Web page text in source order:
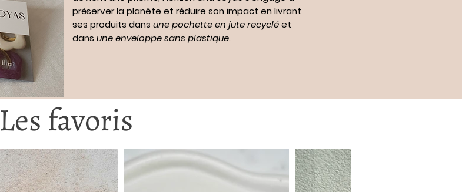
préserver la planète et réduire son impact en livrant
ses produits dans une pochette en jute recycléet
dans une enveloppe sans plastique.
Les favoris